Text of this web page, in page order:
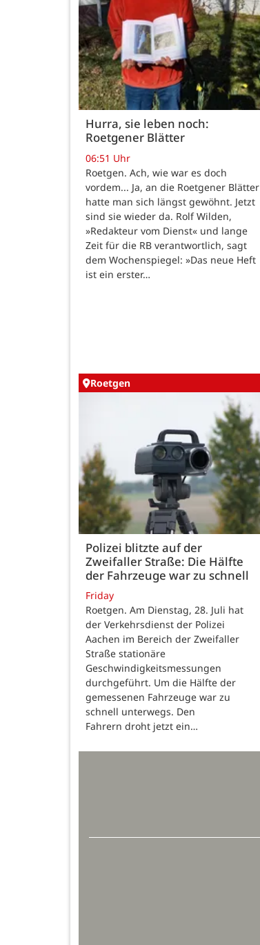
Hurra, sie leben noch:
Roetgener Blätter
06:51 Uhr
Roetgen. Ach, wie war es doch
vordem... Ja, an die Roetgener Blätter
hatte man sich längst gewöhnt. Jetzt
sind sie wieder da. Rolf Wilden,
»Redakteur vom Dienst« und lange
Zeit für die RB verantwortlich, sagt
dem Wochenspiegel: »Das neue Heft
ist ein erster…
Roetgen
Polizei blitzte auf der
Zweifaller Straße: Die Hälfte
der Fahrzeuge war zu schnell
Friday
Roetgen. Am Dienstag, 28. Juli hat
der Verkehrsdienst der Polizei
Aachen im Bereich der Zweifaller
Straße stationäre
Geschwindigkeitsmessungen
durchgeführt. Um die Hälfte der
gemessenen Fahrzeuge war zu
schnell unterwegs. Den
Fahrern droht jetzt ein…